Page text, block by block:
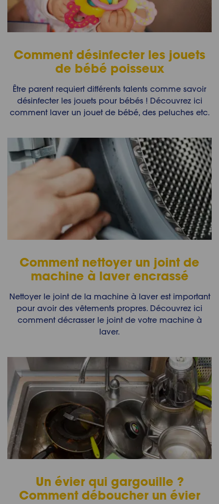
Comment désinfecter les jouets
de bébé poisseux
Être parent requiert différents talents comme savoir
désinfecter les jouets pour bébés ! Découvrez ici
comment laver un jouet de bébé, des peluches etc.
Comment nettoyer un joint de
machine à laver encrassé
Nettoyer le joint de la machine à laver est important
pour avoir des vêtements propres. Découvrez ici
comment décrasser le joint de votre machine à
laver.
Un évier qui gargouille ?
Comment déboucher un évier